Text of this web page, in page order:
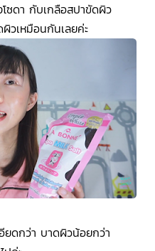
ดา กับเกลือสปาขัดผิว
วเหมือนกันเลยค่ะ
ยดกว่า บาดผิวน้อยกว่า